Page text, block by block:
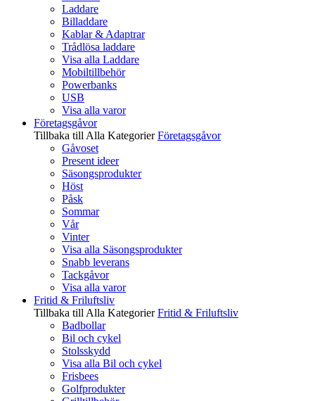
Laddare
Billaddare
Kablar & Adaptrar
Trådlösa laddare
Visa alla Laddare
Mobiltillbehör
Powerbanks
USB
Visa alla varor
Företagsgåvor
Tillbaka till Alla Kategorier Företagsgåvor
Gåvoset
Present ideer
Säsongsprodukter
Höst
Påsk
Sommar
Vår
Vinter
Visa alla Säsongsprodukter
Snabb leverans
Tackgåvor
Visa alla varor
Fritid & Friluftsliv
Tillbaka till Alla Kategorier Fritid & Friluftsliv
Badbollar
Bil och cykel
Stolsskydd
Visa alla Bil och cykel
Frisbees
Golfprodukter